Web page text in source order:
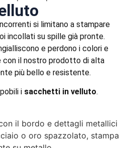
si limitano a stampare
incollati su spille già pronte.
e perdono i colori e
con il nostro prodotto di alta
più bello e resistente.
i sacchetti in velluto.